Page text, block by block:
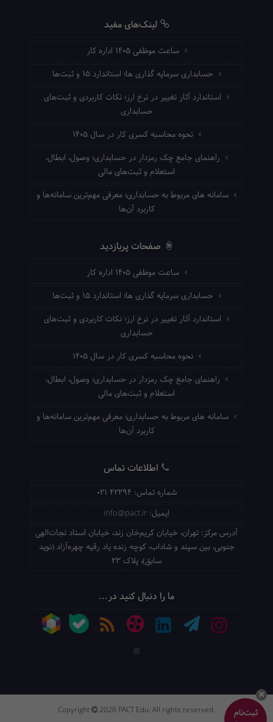
ثبت‌نام
لینک‌های مفید
ساعت موظفی ۱۴۰۵ اداره کار
حسابداری سرمایه گذاری ها؛ استاندارد ۱۵ و ثبت‌ها
استاندارد آثار تغییر در نرخ ارز؛ نکات کاربردی و ثبت‌های
حسابداری
نحوه محاسبه کسری کار در سال ۱۴۰۵
راهنمای جامع چک رمزدار در حسابداری؛ وصول، ابطال،
استعلام و ثبت‌های مالی
سامانه های مربوط به حسابداری؛ معرفی مهم‌ترین سامانه‌ها و
کاربرد آن‌ها
صفحات پربازدید
ساعت موظفی ۱۴۰۵ اداره کار
حسابداری سرمایه گذاری ها؛ استاندارد ۱۵ و ثبت‌ها
استاندارد آثار تغییر در نرخ ارز؛ نکات کاربردی و ثبت‌های
حسابداری
نحوه محاسبه کسری کار در سال ۱۴۰۵
راهنمای جامع چک رمزدار در حسابداری؛ وصول، ابطال،
استعلام و ثبت‌های مالی
سامانه های مربوط به حسابداری؛ معرفی مهم‌ترین سامانه‌ها و
کاربرد آن‌ها
اطلاعات تماس
شماره تماس: 021 42294
ایمیل: info@pact.ir
آدرس مرکز: تهران، خیابان کریم‌خان زند، خیابان استاد نجات‌الهی
جنوبی، بین سپند و شاداب، کوچه زنده یاد رقیه چهره‌آزاد (نوید
سابق)، پلاک 23
ما را دنبال کنید در...
Copyright 2026 PACT Edu. All rights reserved.